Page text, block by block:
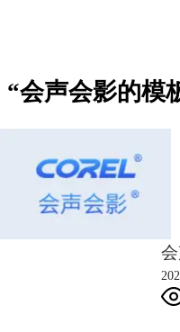
2、找到会声会影内部模板文档
\Documents\Corel VideoStudio
“会声会影的模